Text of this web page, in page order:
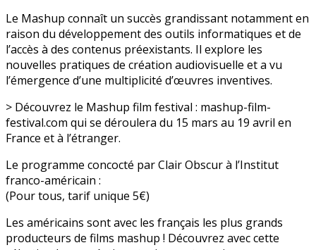
Le Mashup connaît un succès grandissant notamment en
raison du développement des outils informatiques et de
l’accès à des contenus préexistants. Il explore les
nouvelles pratiques de création audiovisuelle et a vu
l’émergence d’une multiplicité d’œuvres inventives.
> Découvrez le Mashup film festival : mashup-film-
festival.com qui se déroulera du 15 mars au 19 avril en
France et à l’étranger.
Le programme concocté par Clair Obscur à l’Institut
franco-américain :
(Pour tous, tarif unique 5€)
Les américains sont avec les français les plus grands
producteurs de films mashup ! Découvrez avec cette